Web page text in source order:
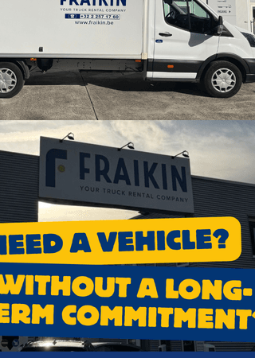
samen onze oplossingen om u te